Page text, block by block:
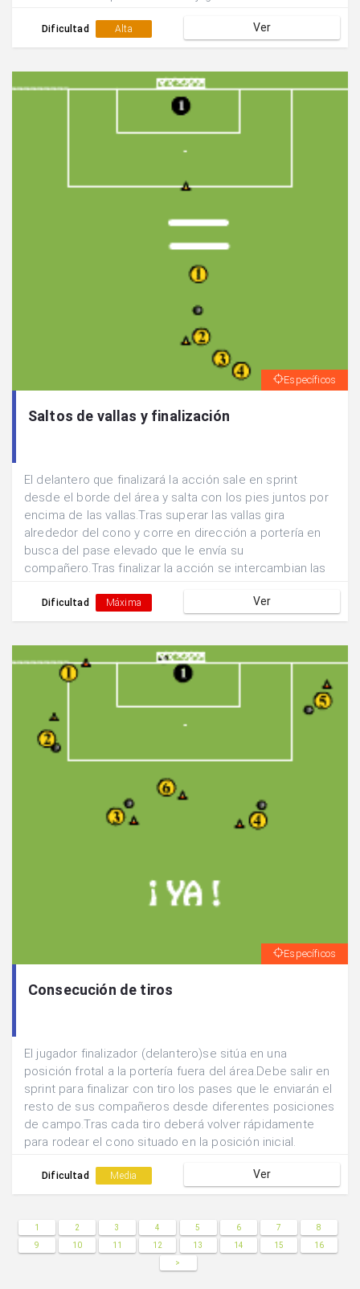
marcaje, basculación....
Dificultad Alta Ver
Específicos
Saltos de vallas y finalización
El delantero que finalizará la acción sale en sprint
desde el borde del área y salta con los pies juntos por
encima de las vallas.Tras superar las vallas gira
alrededor del cono y corre en dirección a portería en
busca del pase elevado que le envía su
compañero.Tras finalizar la acción se intercambian las
Dificultad Máxima Ver
Específicos
Consecución de tiros
El jugador finalizador (delantero)se sitúa en una
posición frotal a la portería fuera del área.Debe salir en
sprint para finalizar con tiro los pases que le enviarán el
resto de sus compañeros desde diferentes posiciones
de campo.Tras cada tiro deberá volver rápidamente
para rodear el cono situado en la posición inicial.
Dificultad Media Ver
1 2 3 4 5 6 7
8
9
10 11 12 13 14 15
16
>